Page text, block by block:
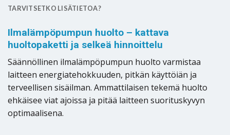
TARVITSETKO LISÄTIETOA?
Ilmalämpöpumpun huolto – kattava
huoltopaketti ja selkeä hinnoittelu
Säännöllinen ilmalämpöpumpun huolto varmistaa
laitteen energiatehokkuuden, pitkän käyttöiän ja
terveellisen sisäilman. Ammattilaisen tekemä huolto
ehkäisee viat ajoissa ja pitää laitteen suorituskyvyn
optimaalisena.